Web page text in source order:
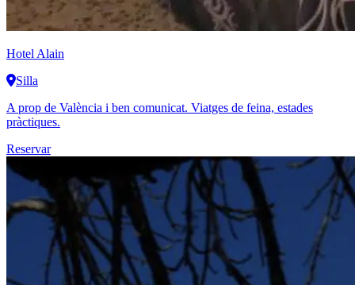
Hotel Alain
Silla
A prop de València i ben comunicat. Viatges de feina, estades
pràctiques.
Reservar